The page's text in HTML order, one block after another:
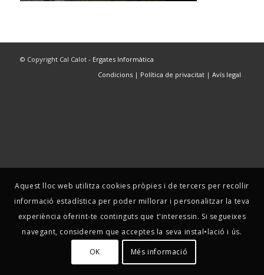
© Copyright Cal Calot - Ergates Informàtica
Condicions | Política de privacitat |Avís legal
Aquest lloc web utilitza cookies pròpies i de tercers per recollir
informació estadística per poder millorar i personalitzar la teva
experiència oferint-te continguts que t'interessin. Si segueixes
navegant, considerem que acceptes la seva instal•lació i ús.
OK Més informació